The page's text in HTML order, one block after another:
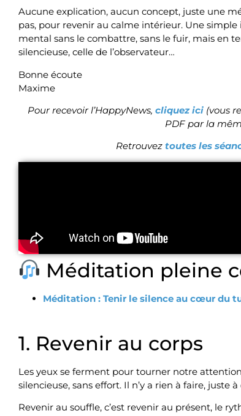
Aucune explication, aucun concept, juste une
pas, pour revenir au calme intérieur. Une
mental sans le combattre, sans le fuir, mais en
silencieuse, celle de l’observateur…
Bonne écoute
Maxime
Pour recevoir l’HappyNews,cliquez ici (vous
PDF par la
Retrouveztoutes les
Méditation pleine
Méditation : Tenir le silence au cœur du
1. Revenir au corps
Les yeux se ferment pour tourner notre
silencieuse, sans effort. Il n’y a rien à faire, juste à
Revenir au souffle, c’est revenir au présent, le